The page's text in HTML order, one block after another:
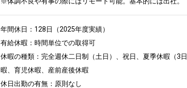
年間休日：128日（2025年度実績）
有給休暇：時間単位での取得可
休暇の種類：完全週休二日制（土日）、祝日、夏季休暇（3
暇、育児休暇、産前産後休暇
休日出勤の有無：原則なし